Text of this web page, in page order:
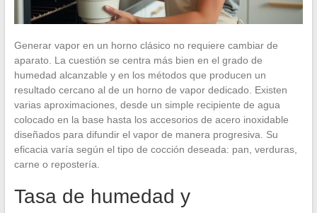
Generar vapor en un horno clásico no requiere cambiar de
aparato. La cuestión se centra más bien en el grado de
humedad alcanzable y en los métodos que producen un
resultado cercano al de un horno de vapor dedicado. Existen
varias aproximaciones, desde un simple recipiente de agua
colocado en la base hasta los accesorios de acero inoxidable
diseñados para difundir el vapor de manera progresiva. Su
eficacia varía según el tipo de cocción deseada: pan, verduras,
carne o repostería.
Tasa de humedad y